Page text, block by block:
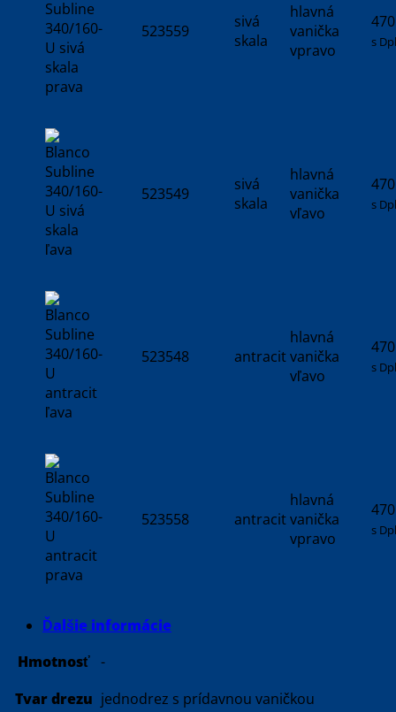
523559
sivá
skala
hlavná
vanička
vpravo
s
523549
sivá
skala
hlavná
vanička
vľavo
s
523548 antracit
hlavná
vanička
vľavo
s
523558 antracit
hlavná
vanička
vpravo
s
Ďalšie informácie
Hmotnosť -
Tvar drezu jednodrez s prídavnou vaničkou